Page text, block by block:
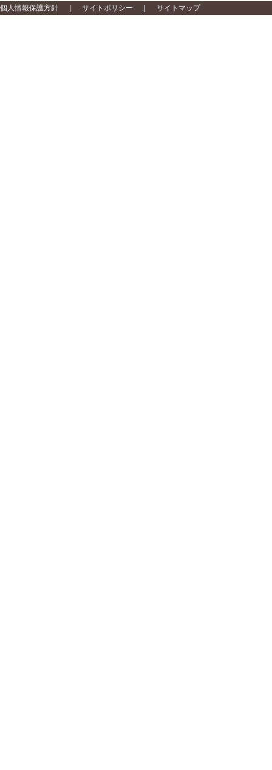
個人情報保護方針 サイトポリシー サイトマップ